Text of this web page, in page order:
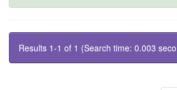
Results 1-1 of 1 (Search time: 0.003